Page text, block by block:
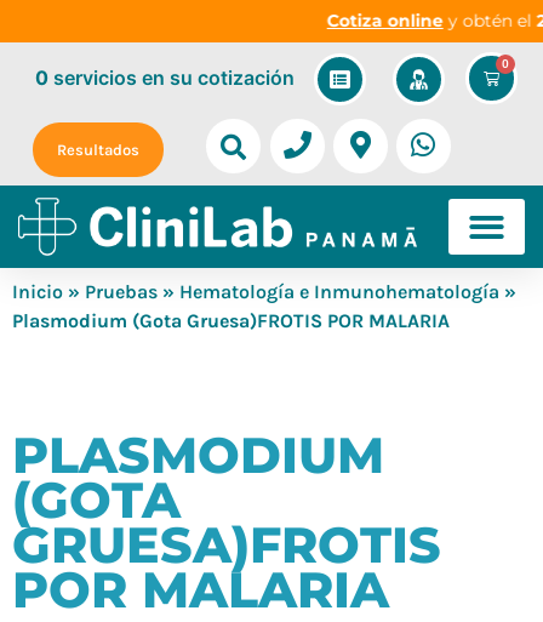
Cotiza onliney obtén el
0
0servicios en su cotización
Resultados
Inicio » Pruebas » Hematología e Inmunohematología »
Plasmodium (Gota Gruesa)FROTIS POR MALARIA
PLASMODIUM
(GOTA
GRUESA)FROTIS
POR MALARIA